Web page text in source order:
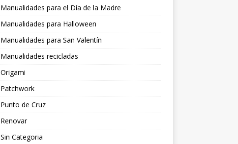
Manualidades para el Día de la Madre
Manualidades para Halloween
Manualidades para San Valentín
Manualidades recicladas
Origami
Patchwork
Punto de Cruz
Renovar
Sin Categoria